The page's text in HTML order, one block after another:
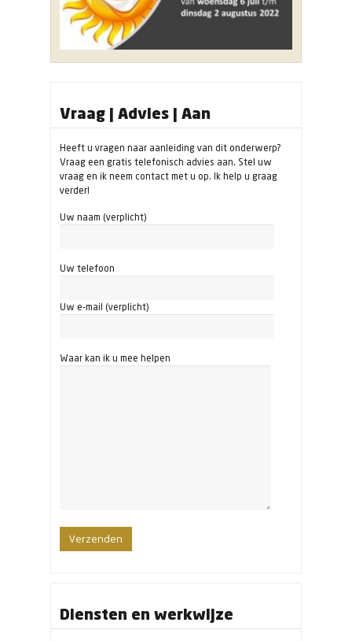
Vraag | Advies | Aan
Heeft u vragen naar aanleiding van dit onderwerp?
Vraag een gratis telefonisch advies aan. Stel uw
vraag en ik neem contact met u op. Ik help u graag
verder!
Uw naam (verplicht)
Uw telefoon
Uw e-mail (verplicht)
Waar kan ik u mee helpen
Diensten en werkwijze